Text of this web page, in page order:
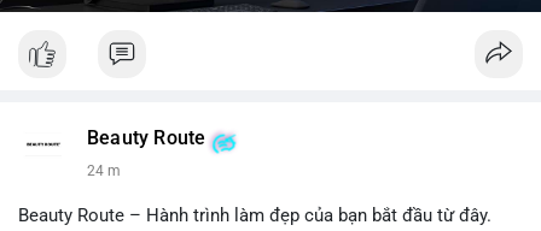
Beauty Route
24 m
Beauty Route – Hành trình làm đẹp của bạn bắt đầu từ đây.